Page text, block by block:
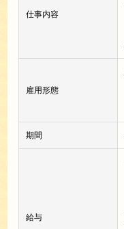
仕事内容
雇用形態
期間
給与